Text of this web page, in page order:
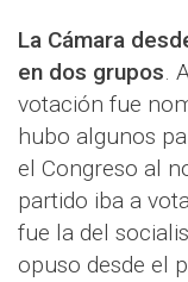
La Cámara
en dos grupos.
votación fue
hubo algunos
el Congreso al
partido iba a
fue la del
opuso desde el